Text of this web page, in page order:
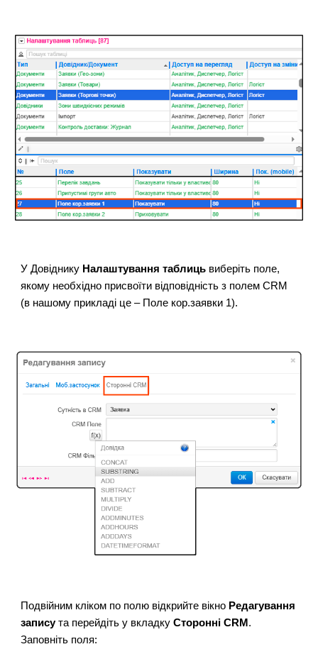
У Довіднику Налаштування таблиць виберіть поле,
якому необхідно присвоїти відповідність з полем CRM
(в нашому прикладі це – Поле кор.заявки 1).
Подвійним кліком по полю відкрийте вікно Редагування
записута перейдіть у вкладкуСторонні CRM .
Заповніть поля: